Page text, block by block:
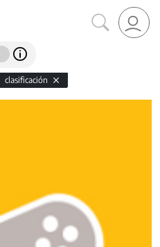
clasificación